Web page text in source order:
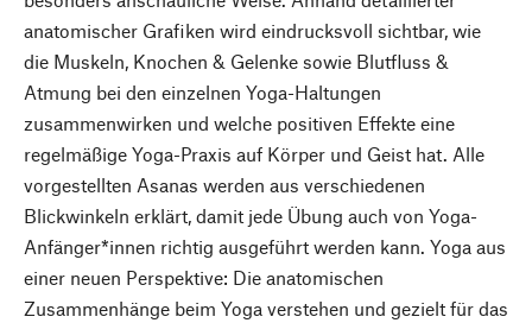
anatomischer Grafiken wird eindrucksvoll sichtbar, wie
die Muskeln, Knochen & Gelenke sowie Blutfluss &
Atmung bei den einzelnen Yoga-Haltungen
zusammenwirken und welche positiven Effekte eine
regelmäßige Yoga-Praxis auf Körper und Geist hat. Alle
vorgestellten Asanas werden aus verschiedenen
Blickwinkeln erklärt, damit jede Übung auch von Yoga-
Anfänger*innen richtig ausgeführt werden kann. Yoga aus
einer neuen Perspektive: Die anatomischen
Zusammenhänge beim Yoga verstehen und gezielt für das